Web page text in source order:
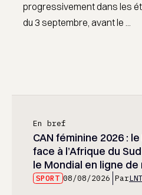
progressivement dans les
du 3 septembre, avant le ...
En bref
CAN féminine 2026 :
face à l’Afrique du
le Mondial en ligne de
SPORT 08/08/2026 ParLNT